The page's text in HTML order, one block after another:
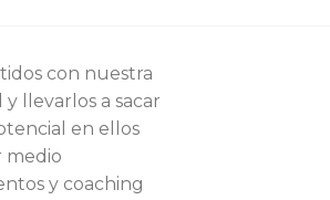
con nuestra
llevarlos a sacar
en ellos
medio
y coaching